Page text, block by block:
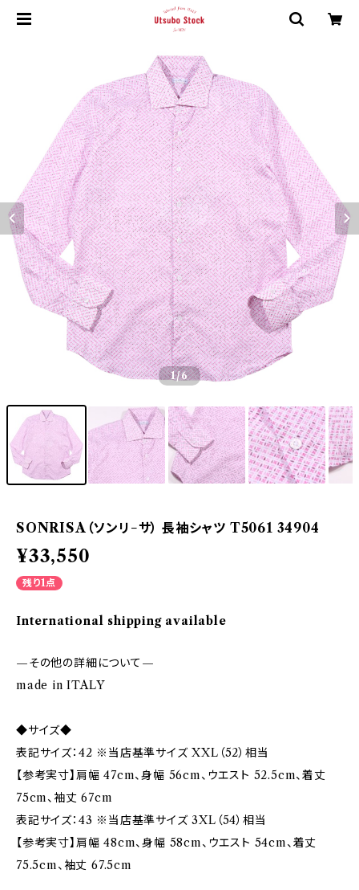
1/6
SONRISA（ソンリ−サ） 長袖シャツ T5061 34904
¥33,550
残り1点
International shipping available
—その他の詳細について—
made in ITALY
◆サイズ◆
表記サイズ：42 ※当店基準サイズ XXL（52）相当
【参考実寸】肩幅 47cm、身幅 56cm、ウエスト 52.5cm、着丈
75cm、袖丈 67cm
表記サイズ：43 ※当店基準サイズ 3XL（54）相当
【参考実寸】肩幅 48cm、身幅 58cm、ウエスト 54cm、着丈
75.5cm、袖丈 67.5cm